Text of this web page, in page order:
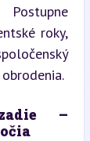
roky,
–